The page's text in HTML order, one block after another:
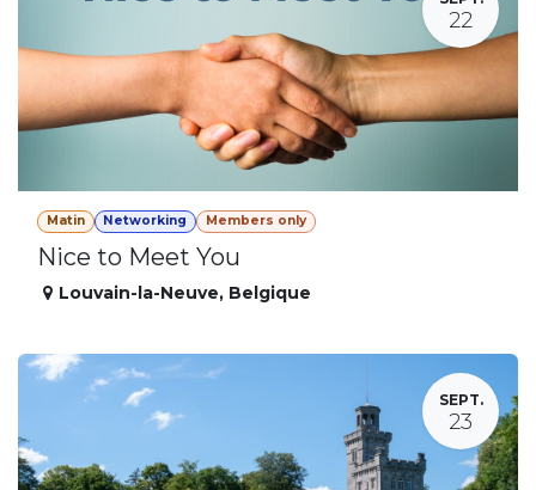
22
Matin Networking Members only
Nice to Meet You
Louvain-la-Neuve, Belgique
SEPT.
23